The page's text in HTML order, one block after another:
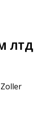
ЛТД
Zoller